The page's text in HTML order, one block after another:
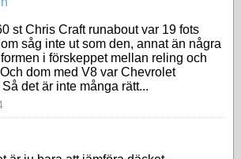
st Chris Craft runabout var 19 fots
såg inte ut som den, annat än några
i förskeppet mellan reling och
dom med V8 var Chevrolet
det är inte många rätt...